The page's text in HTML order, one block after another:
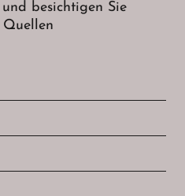
besichtigen Sie
Quellen